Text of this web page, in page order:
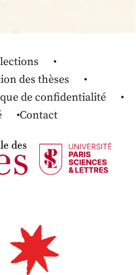
des thèses
de confidentialité
Contact